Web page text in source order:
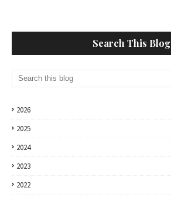
Search This Blog
2026
2025
2024
2023
2022